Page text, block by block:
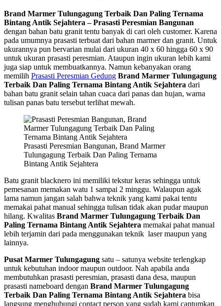
Brand Marmer Tulungagung Terbaik Dan Paling Ternama
Bintang Antik Sejahtera – Prasasti Peresmian Bangunan
dengan bahan batu granit tentu banyak di cari oleh customer. Karena
pada umumnya prasasti terbuat dari bahan marmer dan granit. Untuk
ukurannya pun bervarian mulai dari ukuran 40 x 60 hingga 60 x 90
untuk ukuran prasasti peresmian. Ataupun ingin ukuran lebih kami
juga siap untuk membuatkannya. Namun kebanyakan orang
memilih Prasasti Peresmian Gedung Brand Marmer Tulungagung
Terbaik Dan Paling Ternama Bintang Antik Sejahtera dari
bahan batu granit selain tahan cuaca dari panas dan hujan, warna
tulisan panas batu tersebut terlihat mewah.
Prasasti Peresmian Bangunan, Brand Marmer
Tulungagung Terbaik Dan Paling Ternama
Bintang Antik Sejahtera
Batu granit blacknero ini memiliki tekstur keras sehingga untuk
pemesanan memakan watu 1 sampai 2 minggu. Walaupun agak
lama namun jangan salah bahwa teknik yang kami pakai tentu
memakai pahat manual sehingga tulisan tidak akan pudar maupun
hilang. Kwalitas Brand Marmer Tulungagung Terbaik Dan
Paling Ternama Bintang Antik Sejahtera memakai pahat manual
lebih terjamin dari pada menggunakan teknik laser maupun yang
lainnya.
Pusat Marmer Tulungagung satu – satunya website terlengkap
untuk kebutuhan indoor maupun outdoor. Nah apabila anda
membutuhkan prasasti peresmian, prasasti dana desa, maupun
prasasti nameboard dengan Brand Marmer Tulungagung
Terbaik Dan Paling Ternama Bintang Antik Sejahtera bisa
langsung menghubungi contact person yang sudah kami cantumkan